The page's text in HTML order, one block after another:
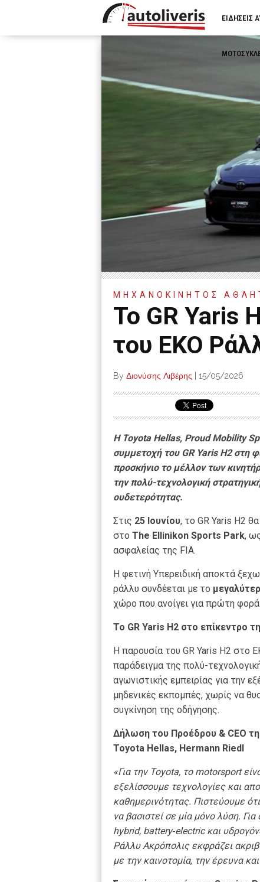
ΕΙΔΗΣΕΙΣ
ΜΗΧΑΝΟΚΙΝΗΤΟΣ
Το GR Yaris
του ΕΚΟ
By Διονύσης Λιβέρης 15/05/2026
Η Toyota Hellas, Proud Mobility
συμμετοχή του GR Yaris H2 στη
προσκήνιο το μέλλον των
την πολύ-τεχνολογική
ουδετερότητας.
Στις 25 Ιουνίου, το GR Yaris H2
στο The Ellinikon Sports Park,
ασφαλείας της FIA.
Η φετινή Υπερειδική αποκτά
ράλλυ συνδέεται με το
χώρο που ανοίγει για πρώτη
Το GR Yaris H2 στο επίκεντρο
Η παρουσία του GR Yaris H2 στο
παράδειγμα της πολύ-
αγωνιστικής εμπειρίας για την
μηδενικές εκπομπές, χωρίς να
συγκίνηση της οδήγησης.
Δήλωση του Προέδρου & CEO
Toyota Hellas, Hermann Riedl
«Για την Toyota, το motorsport
εξελίσσουμε τεχνολογίες και
καθημερινότητας. Πιστεύουμε
να βασιστεί σε μία μόνο λύση.
hybrid, battery‑electric και
Ράλλυ Ακρόπολις εκφράζει
με την καινοτομία, την έρευνα